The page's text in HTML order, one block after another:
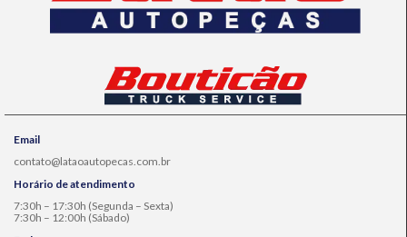
Email
contato@lataoautopecas.com.br
Horário de atendimento
7:30h – 17:30h (Segunda – Sexta)
7:30h – 12:00h (Sábado)